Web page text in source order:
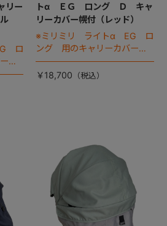
リー
ロ
で
トα ＥＧ ロング Ｄ キャ
リーカバー幌付（レッド）
※ミリミリ ライトα EG ロ
ング 用のキャリーカバーで
す。
￥18,700